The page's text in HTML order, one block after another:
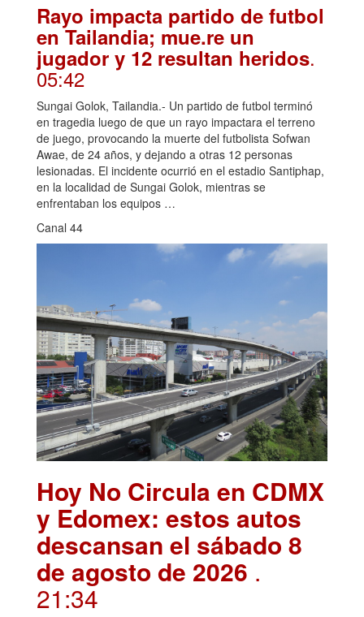
Rayo impacta partido de futbol
en Tailandia; mue.re un
jugador y 12 resultan heridos.
05:42
Sungai Golok, Tailandia.- Un partido de futbol terminó
en tragedia luego de que un rayo impactara el terreno
de juego, provocando la muerte del futbolista Sofwan
Awae, de 24 años, y dejando a otras 12 personas
lesionadas. El incidente ocurrió en el estadio Santiphap,
en la localidad de Sungai Golok, mientras se
enfrentaban los equipos …
Canal 44
Hoy No Circula en CDMX
y Edomex: estos autos
descansan el sábado 8
de agosto de 2026 .
21:34